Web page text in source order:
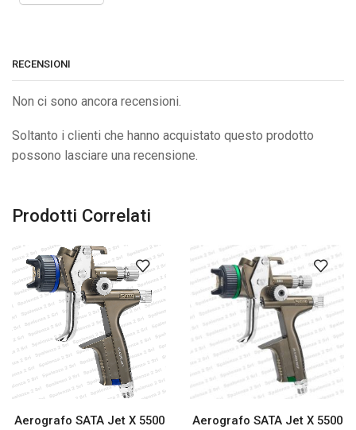
RECENSIONI
Non ci sono ancora recensioni.
Soltanto i clienti che hanno acquistato questo prodotto
possono lasciare una recensione.
Prodotti Correlati
Aerografo SATA Jet X 5500
Aerografo SATA Jet X 5500